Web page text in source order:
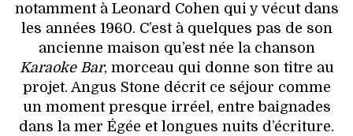
notamment à Leonard Cohen qui y vécut dans
les années 1960. C’est à quelques pas de son
ancienne maison qu’est née la chanson
Karaoke Bar, morceau qui donne son titre au
projet. Angus Stone décrit ce séjour comme
un moment presque irréel, entre baignades
dans la mer Égée et longues nuits d’écriture.